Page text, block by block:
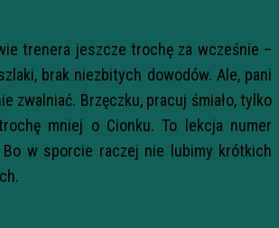
trenera jeszcze trochę za wcześnie –
brak niezbitych dowodów. Ale, pani
zwalniać. Brzęczku, pracuj śmiało, tylko
mniej o Cionku. To lekcja numer
Bo w sporcie raczej nie lubimy krótkich